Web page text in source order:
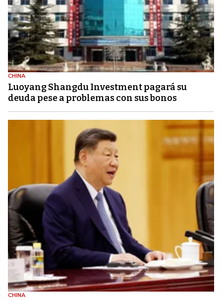
CHINA
Luoyang Shangdu Investment pagará su
deuda pese a problemas con sus bonos
CHINA